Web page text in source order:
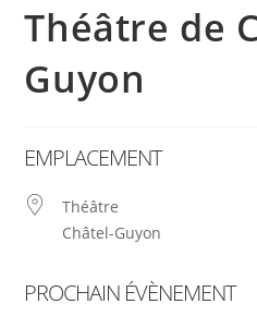
Théâtre de
Guyon
EMPLACEMENT
Théâtre
Châtel-Guyon
PROCHAIN ÉVÈNEMENT